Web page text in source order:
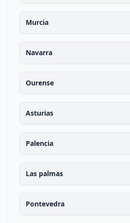
Murcia
Navarra
Ourense
Asturias
Palencia
Las palmas
Pontevedra